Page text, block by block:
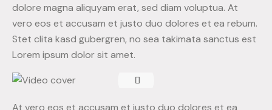
dolore magna aliquyam erat, sed diam voluptua. At
vero eos et accusam et justo duo dolores et ea rebum.
Stet clita kasd gubergren, no sea takimata sanctus est
Lorem ipsum dolor sit amet.
At vero eos et accusam et justo duo dolores et ea